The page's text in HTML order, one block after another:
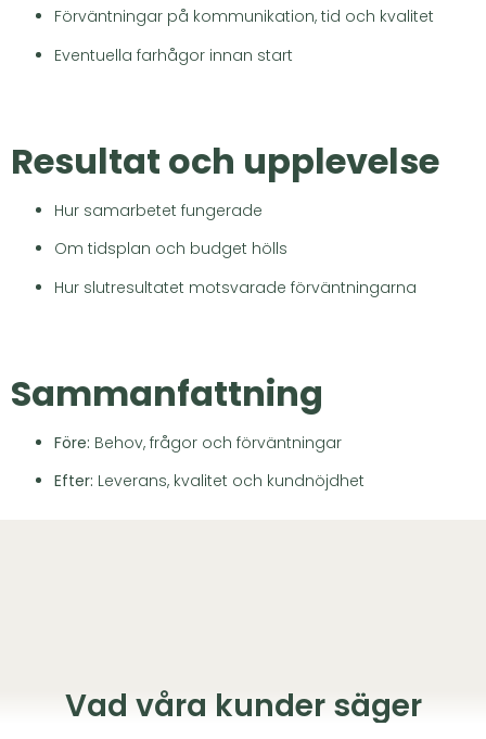
Förväntningar på kommunikation, tid och kvalitet
Eventuella farhågor innan start
Resultat och upplevelse
Hur samarbetet fungerade
Om tidsplan och budget hölls
Hur slutresultatet motsvarade förväntningarna
Sammanfattning
Före: Behov, frågor och förväntningar
Efter: Leverans, kvalitet och kundnöjdhet
Vad våra kunder säger